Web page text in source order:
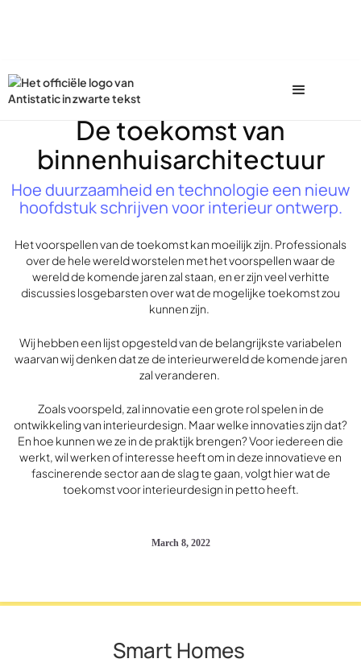
De toekomst van
binnenhuisarchitectuur
Hoe duurzaamheid en technologie een nieuw
hoofdstuk schrijven voor interieur ontwerp.
Het voorspellen van de toekomst kan moeilijk zijn. Professionals
over de hele wereld worstelen met het voorspellen waar de
wereld de komende jaren zal staan, en er zijn veel verhitte
discussies losgebarsten over wat de mogelijke toekomst zou
kunnen zijn.
Wij hebben een lijst opgesteld van de belangrijkste variabelen
waarvan wij denken dat ze de interieurwereld de komende jaren
zal veranderen.
Zoals voorspeld, zal innovatie een grote rol spelen in de
ontwikkeling van interieurdesign. Maar welke innovaties zijn dat?
En hoe kunnen we ze in de praktijk brengen? Voor iedereen die
werkt, wil werken of interesse heeft om in deze innovatieve en
fascinerende sector aan de slag te gaan, volgt hier wat de
toekomst voor interieurdesign in petto heeft.
March 8, 2022
Smart Homes